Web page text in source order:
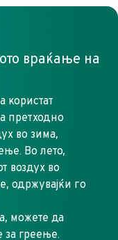
враќање на
користат
претходно
во зима,
Во лето,
воздух во
одржувајќи го
можете да
греење.